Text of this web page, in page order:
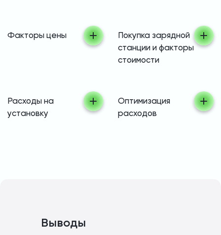
Факторы цены
Покупка зарядной
станции и факторы
стоимости
Расходы на
установку
Оптимизация
расходов
Выводы